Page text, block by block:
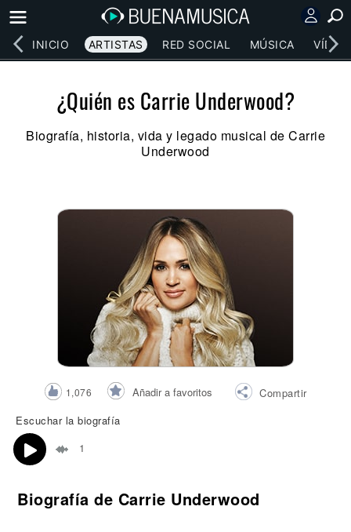
INICIO ARTISTAS RED SOCIAL MÚSICA
¿Quién es Carrie Underwood?
Biografía, historia, vida y legado musical de Carrie
Underwood
1,076 Añadir a favoritos
Compartir
Escuchar la biografía
1
Biografía de Carrie Underwood